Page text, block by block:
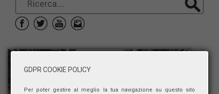
GDPR COOKIE POLICY
Per poter gestire al meglio la tua navigazione su questo sito